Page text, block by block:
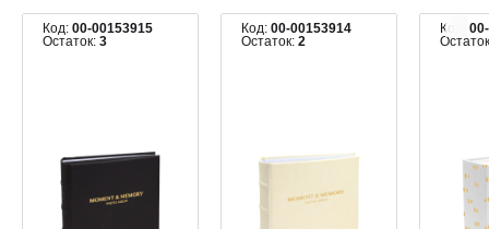
Код: 00-00153915
Остаток: 3
Код: 00-00153914
Остаток: 2
Код: